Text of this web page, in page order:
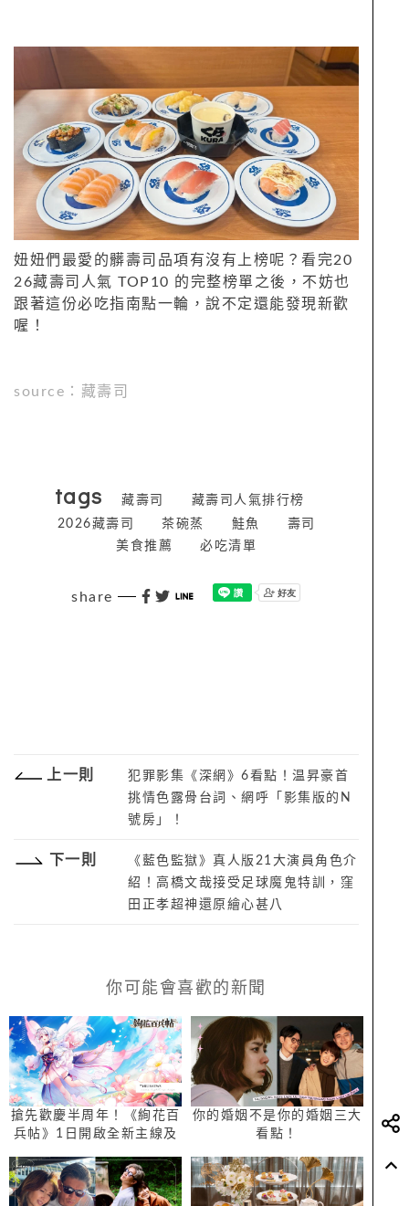
妞妞們最愛的髒壽司品項有沒有上榜呢？看完20
26藏壽司人氣 TOP10 的完整榜單之後，不妨也
跟著這份必吃指南點一輪，說不定還能發現新歡
喔！
source：藏壽司
tags 藏壽司
藏壽司人氣排行榜
2026藏壽司
茶碗蒸 鮭魚
壽司
美食推薦
必吃清單
share
上一則
犯罪影集《深網》6看點！温昇豪首
挑情色露骨台詞、網呼「影集版的N
號房」！
下一則
《藍色監獄》真人版21大演員角色介
紹！高橋文哉接受足球魔鬼特訓，窪
田正孝超神還原繪心甚八
你可能會喜歡的新聞
搶先歡慶半周年！《絢花百
兵帖》1日開啟全新主線及
「凝澤（絢花武裝）」限時
登場
你的婚姻不是你的婚姻三大
看點！